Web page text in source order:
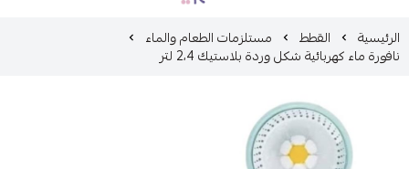
الرئيسية القطط مستلزمات الطعام والماء
نافورة ماء كهربائية شكل وردة بلاستيك 2،4 لتر